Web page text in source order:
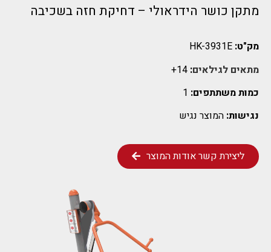
מתקן כושר הידראולי – דחיקת חזה בשכיבה
מק"ט:
מתאים לגילאים:
כמות משתתפים:
נגישות: המוצר נגיש
ליצירת קשר אודות המוצר